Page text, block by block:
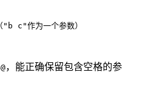
c"作为一个参数）
，能正确保留包含空格的参